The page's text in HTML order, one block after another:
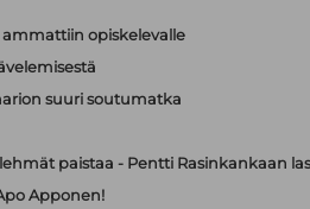
ammattiin opiskelevalle
suuri soutumatka
paistaa - Pentti Rasinkankaan
Apponen!